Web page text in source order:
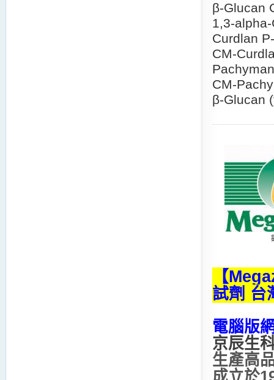
β-Glucan
1,3-
Curdlan
CM-
CM-
β-Glucan
【
試劑 台
電腦版
京辰生
生產高
成立於